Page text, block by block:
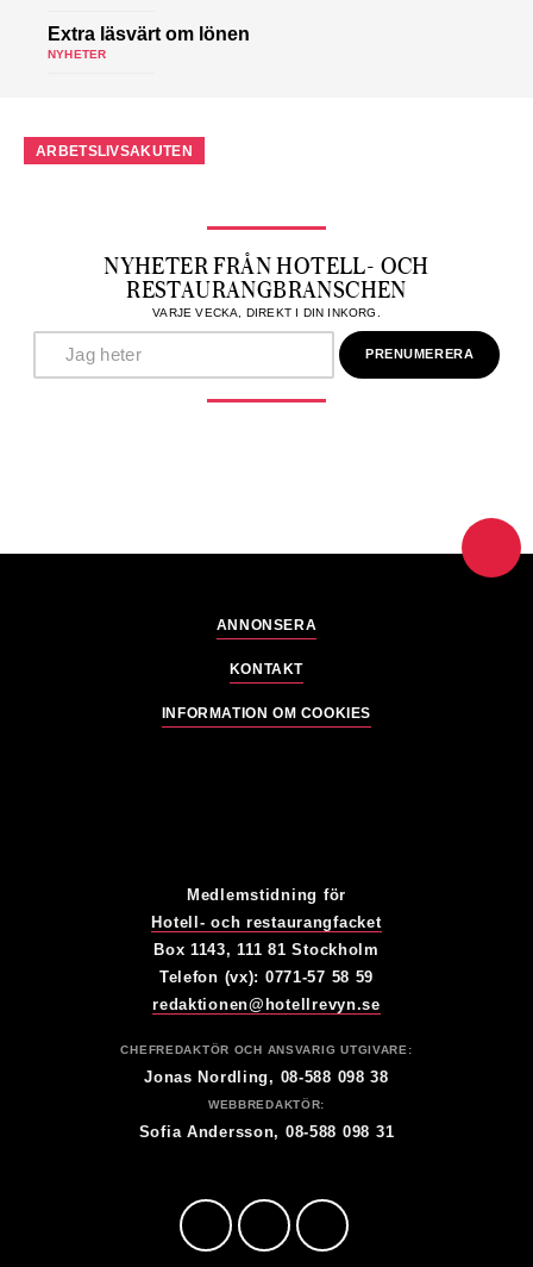
Extra läsvärt om lönen
NYHETER
ARBETSLIVSAKUTEN
NYHETER FRÅN HOTELL- OCH
RESTAURANGBRANSCHEN
VARJE VECKA, DIREKT I DIN INKORG.
ANNONSERA
KONTAKT
INFORMATION OM COOKIES
Medlemstidning för
Hotell- och restaurangfacket
Box 1143, 111 81 Stockholm
Telefon (vx): 0771-57 58 59
redaktionen@hotellrevyn.se
CHEFREDAKTÖR OCH ANSVARIG UTGIVARE:
Jonas Nordling, 08-588 098 38
WEBBREDAKTÖR:
Sofia Andersson, 08-588 098 31